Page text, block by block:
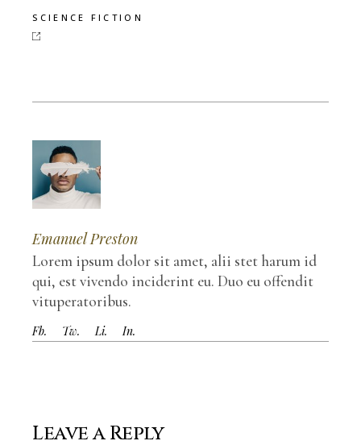
SCIENCE FICTION
Emanuel Preston
Lorem ipsum dolor sit amet, alii stet harum id
qui, est vivendo inciderint eu. Duo eu offendit
vituperatoribus.
Fb. Tw. Li. In.
Leave a Reply